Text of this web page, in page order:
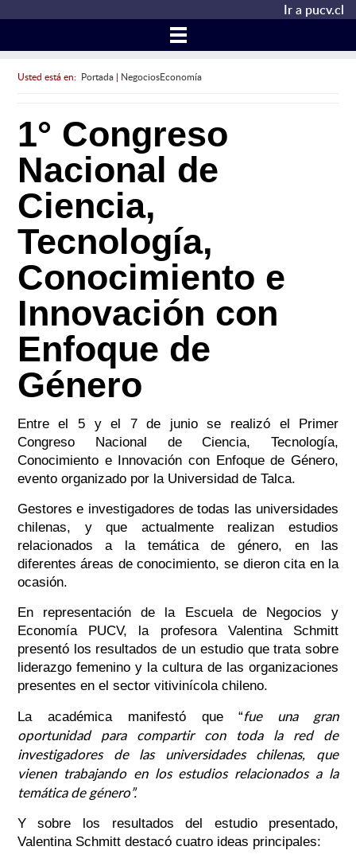
Ir a pucv.cl
Usted está en: Portada| NegociosEconomía
1° Congreso
Nacional de
Ciencia,
Tecnología,
Conocimiento e
Innovación con
Enfoque de
Género
Entre el 5 y el 7 de junio se realizó el Primer
Congreso Nacional de Ciencia, Tecnología,
Conocimiento e Innovación con Enfoque de Género,
evento organizado por la Universidad de Talca.
Gestores e investigadores de todas las universidades
chilenas, y que actualmente realizan estudios
relacionados a la temática de género, en las
diferentes áreas de conocimiento, se dieron cita en la
ocasión.
En representación de la Escuela de Negocios y
Economía PUCV, la profesora Valentina Schmitt
presentó los resultados de un estudio que trata sobre
liderazgo femenino y la cultura de las organizaciones
presentes en el sector vitivinícola chileno.
La académica manifestó que “fue una gran
oportunidad para compartir con toda la red de
investigadores de las universidades chilenas, que
vienen trabajando en los estudios relacionados a la
temática de género”.
Y sobre los resultados del estudio presentado,
Valentina Schmitt destacó cuatro ideas principales: